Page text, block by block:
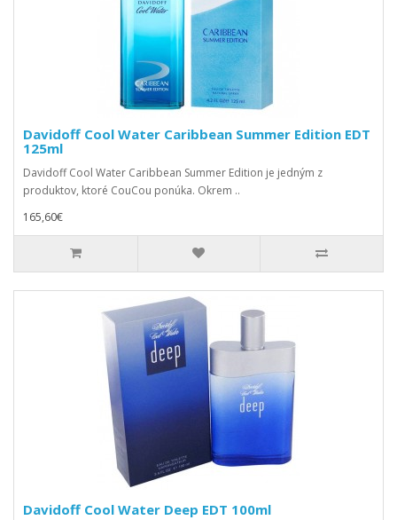
Davidoff Cool Water Caribbean Summer Edition EDT
125ml
Davidoff Cool Water Caribbean Summer Edition je jedným z
produktov, ktoré CouCou ponúka. Okrem ..
165,60€
Davidoff Cool Water Deep EDT 100ml